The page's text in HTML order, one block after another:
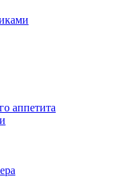
аппетита